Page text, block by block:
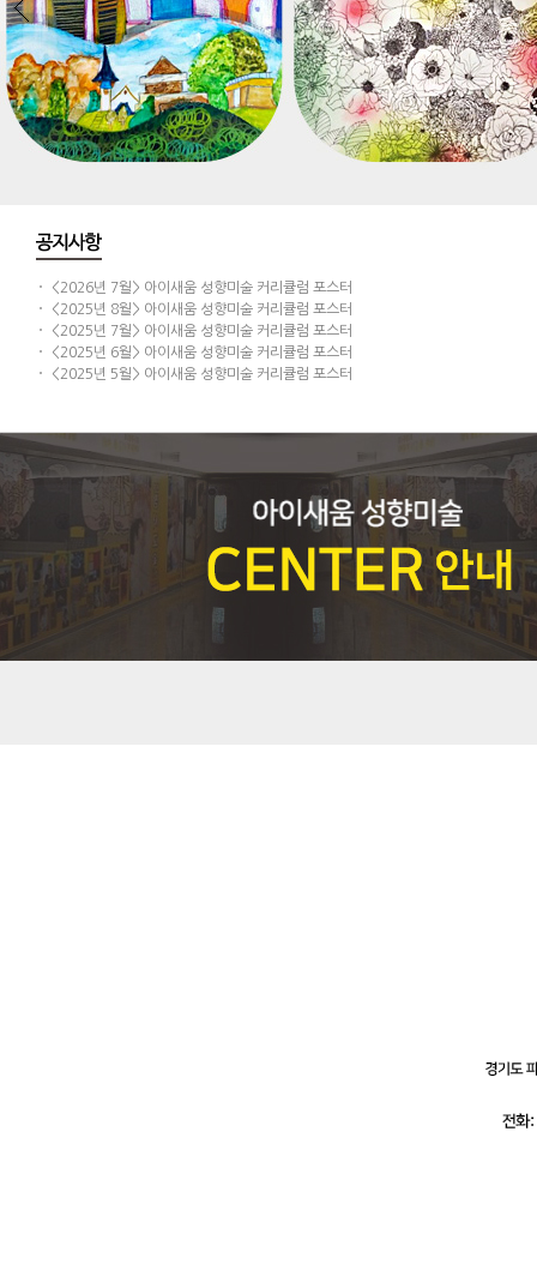
<2026년 7월> 아이새움 성향미술 커리큘럼 포스터
<2025년 8월> 아이새움 성향미술 커리큘럼 포스터
<2025년 7월> 아이새움 성향미술 커리큘럼 포스터
<2025년 6월> 아이새움 성향미술 커리큘럼 포스터
<2025년 5월> 아이새움 성향미술 커리큘럼 포스터